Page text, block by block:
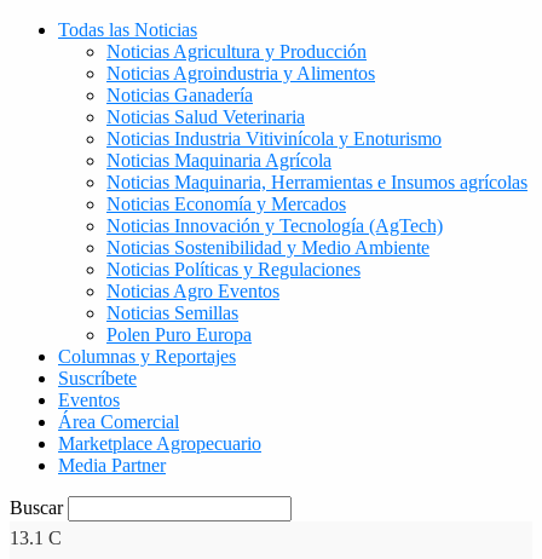
Todas las Noticias
Noticias Agricultura y Producción
Noticias Agroindustria y Alimentos
Noticias Ganadería
Noticias Salud Veterinaria
Noticias Industria Vitivinícola y Enoturismo
Noticias Maquinaria Agrícola
Noticias Maquinaria, Herramientas e Insumos agrícolas
Noticias Economía y Mercados
Noticias Innovación y Tecnología (AgTech)
Noticias Sostenibilidad y Medio Ambiente
Noticias Políticas y Regulaciones
Noticias Agro Eventos
Noticias Semillas
Polen Puro Europa
Columnas y Reportajes
Suscríbete
Eventos
Área Comercial
Marketplace Agropecuario
Media Partner
Buscar
13.1 C